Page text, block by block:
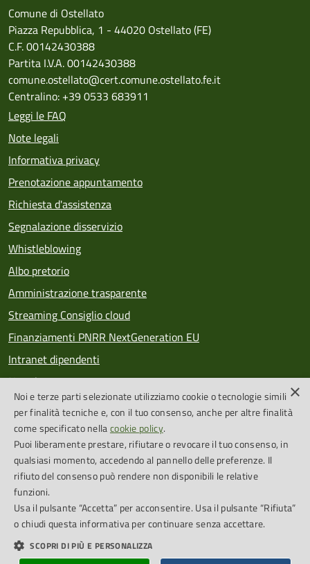
Comune di Ostellato
Piazza Repubblica, 1 - 44020 Ostellato (FE)
C.F. 00142430388
Partita I.V.A. 00142430388
comune.ostellato@cert.comune.ostellato.fe.it
Centralino: +39 0533 683911
Leggi le FAQ
Note legali
Informativa privacy
Prenotazione appuntamento
Richiesta d'assistenza
Segnalazione disservizio
Whistleblowing
Albo pretorio
Amministrazione trasparente
Streaming Consiglio cloud
Finanziamenti PNRR NextGeneration EU
Intranet dipendenti
Newsletter
PagoPA
SEGUICI SU
Feed RSS
Cookie Policy
Credits
Dichiarazione di accessibilità
×
Noi e terze parti selezionate utilizziamo cookie o tecnologie simili
per finalità tecniche e, con il tuo consenso, anche per altre finalità
come specificato nellacookie policy.
Puoi liberamente prestare, rifiutare o revocare il tuo consenso, in
qualsiasi momento, accedendo al pannello delle preferenze. Il
rifiuto del consenso può rendere non disponibili le relative
funzioni.
Usa il pulsante “Accetta” per acconsentire. Usa il pulsante “Rifiuta”
o chiudi questa informativa per continuare senza accettare.
SCOPRI DI PIÙ E PERSONALIZZA